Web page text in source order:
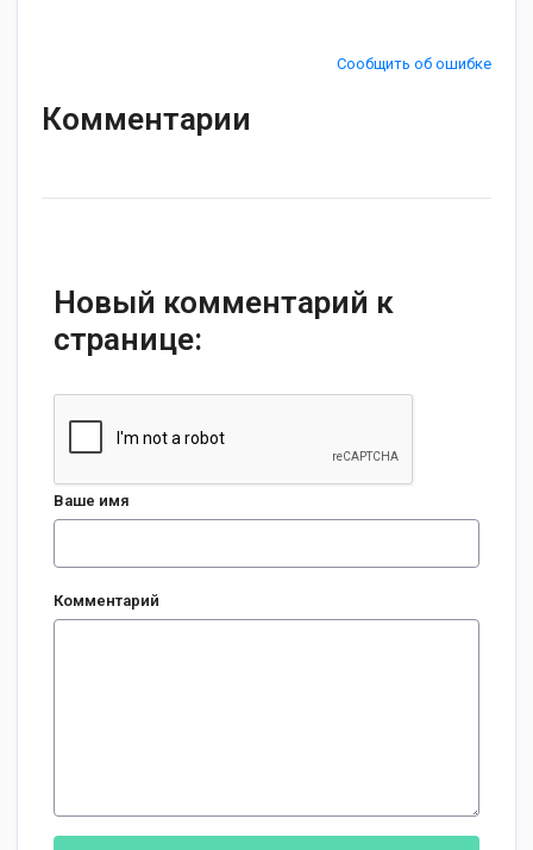
Сообщить об ошибке
Комментарии
Новый комментарий к
странице:
Ваше имя
Комментарий